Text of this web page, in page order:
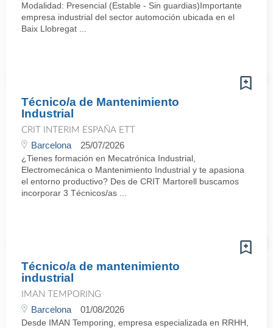
Modalidad: Presencial (Estable - Sin guardias)Importante
empresa industrial del sector automoción ubicada en el
Baix Llobregat ...
Técnico/a de Mantenimiento
Industrial
CRIT INTERIM ESPAÑA ETT
Barcelona 25/07/2026
¿Tienes formación en Mecatrónica Industrial,
Electromecánica o Mantenimiento Industrial y te apasiona
el entorno productivo? Des de CRIT Martorell buscamos
incorporar 3 Técnicos/as ...
Técnico/a de mantenimiento
industrial
IMAN TEMPORING
Barcelona 01/08/2026
Desde IMAN Temporing, empresa especializada en RRHH,